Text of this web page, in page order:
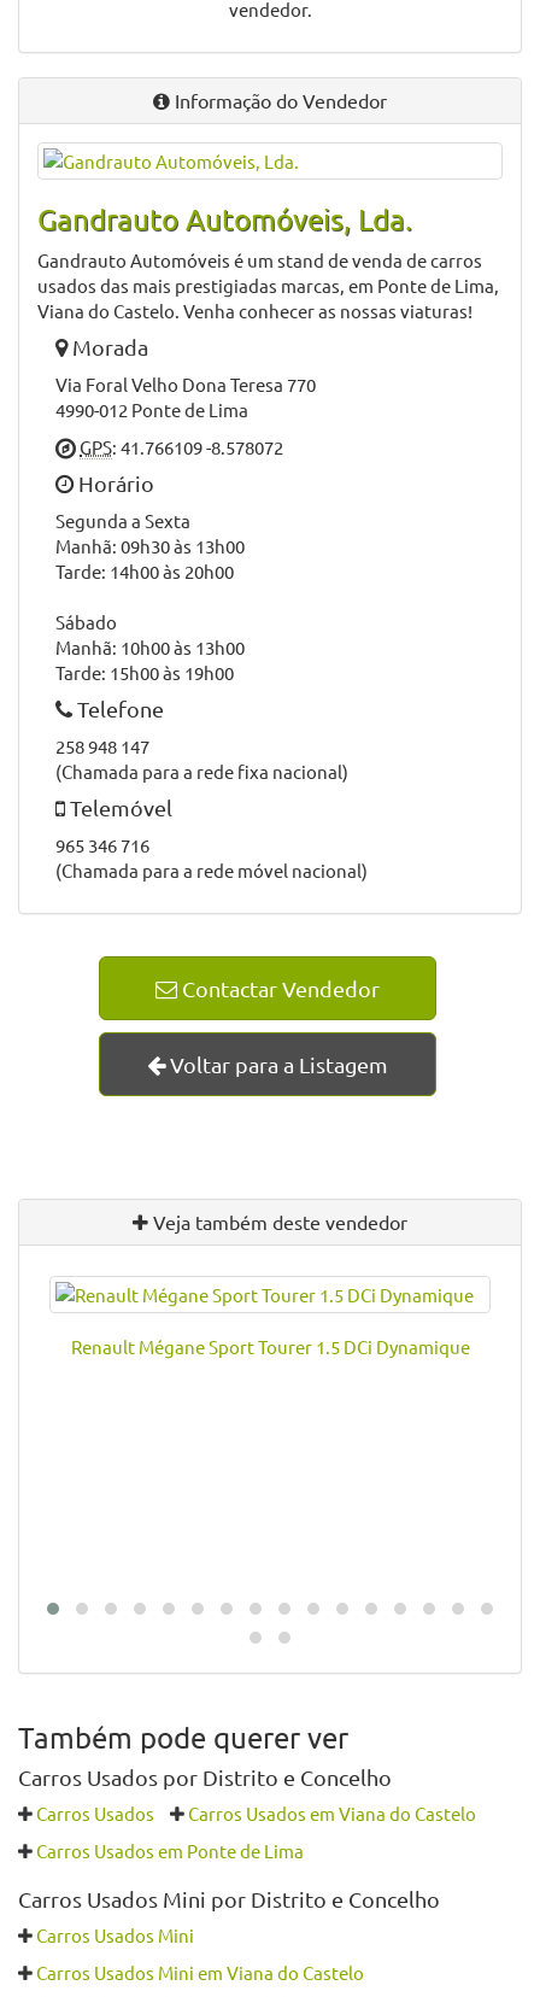
vendedor.
Informação do Vendedor
Gandrauto Automóveis, Lda.
Gandrauto Automóveis é um stand de venda de carros
usados das mais prestigiadas marcas, em Ponte de Lima,
Viana do Castelo. Venha conhecer as nossas viaturas!
Morada
Via Foral Velho Dona Teresa 770
4990-012 Ponte de Lima
GPS: 41.766109 -8.578072
Horário
Segunda a Sexta
Manhã: 09h30 às 13h00
Tarde: 14h00 às 20h00
Sábado
Manhã: 10h00 às 13h00
Tarde: 15h00 às 19h00
Telefone
258 948 147
(Chamada para a rede fixa nacional)
Telemóvel
965 346 716
(Chamada para a rede móvel nacional)
Contactar Vendedor
Voltar para a Listagem
Veja também deste vendedor
Renault Mégane Sport Tourer 1.5 DCi Dynamique
Também pode querer ver
Carros Usados por Distrito e Concelho
Carros Usados
Carros Usados em Viana do Castelo
Carros Usados em Ponte de Lima
Carros Usados Mini por Distrito e Concelho
Carros Usados Mini
Carros Usados Mini em Viana do Castelo